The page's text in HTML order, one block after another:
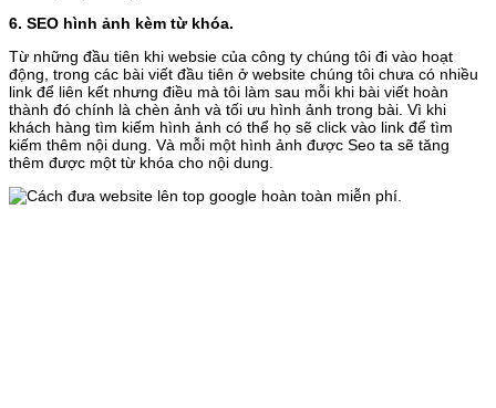
6. SEO hình ảnh kèm từ khóa.
Từ những đầu tiên khi websie của công ty chúng tôi đi vào hoạt
động, trong các bài viết đầu tiên ở website chúng tôi chưa có nhiều
link để liên kết nhưng điều mà tôi làm sau mỗi khi bài viết hoàn
thành đó chính là chèn ảnh và tối ưu hình ảnh trong bài. Vì khi
khách hàng tìm kiếm hình ảnh có thể họ sẽ click vào link để tìm
kiếm thêm nội dung. Và mỗi một hình ảnh được Seo ta sẽ tăng
thêm được một từ khóa cho nội dung.